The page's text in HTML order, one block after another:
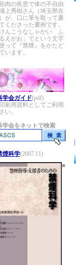
肉の疾患で体の不自由
上秀樹さん（埼玉県在
が、口に筆を取って書
くださった書画です。
けんこうなしゃかい ふ
えがお」でという文字
って『禁煙』をかたど
います。
学会ガイド(pdf)
刷用資料としてご利用
い。
学会をネットで検索
煙科学(2007.11)
■
|